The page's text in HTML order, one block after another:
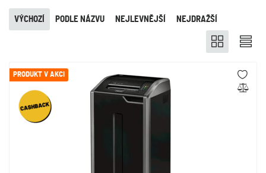
NEJLEVNĚJŠÍ NEJDRAŽŠÍ
PODLE NÁZVU
VÝCHOZÍ
PRODUKT V AKCI